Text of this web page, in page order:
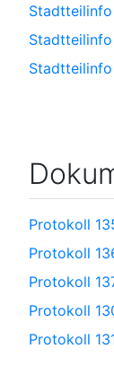
Stadtteilinfo
Protokoll
Protokoll
Protokoll
Protokoll
Protokoll